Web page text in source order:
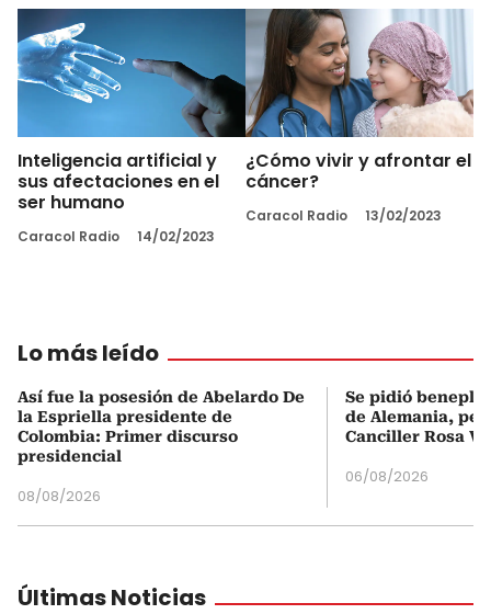
Inteligencia artificial y
sus afectaciones en el
ser humano
Caracol Radio 14/02/2023
¿Cómo vivir y afrontar el
cáncer?
Caracol Radio 13/02/2023
Lo más leído
Así fue la posesión de Abelardo De
la Espriella presidente de
Colombia: Primer discurso
presidencial
08/08/2026
Se pidió
de Alemania,
Canciller Rosa
06/08/2026
Últimas Noticias